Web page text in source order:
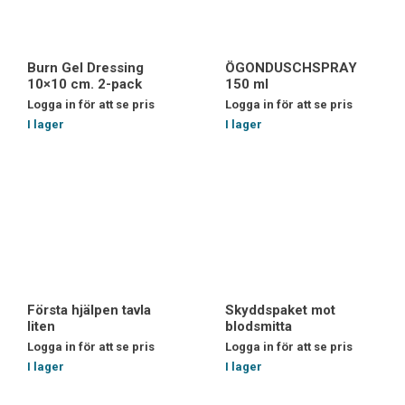
Burn Gel Dressing
10×10 cm. 2-pack
Logga in för att se pris
I lager
ÖGONDUSCHSPRAY
150 ml
Logga in för att se pris
I lager
Första hjälpen tavla
liten
Logga in för att se pris
I lager
Skyddspaket mot
blodsmitta
Logga in för att se pris
I lager